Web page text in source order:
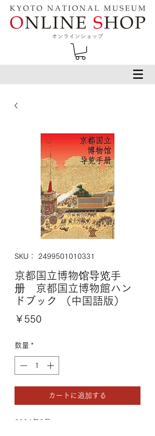
SKU： 2499501010331
京都国立博物馆导览手
册 京都国立博物館ハン
ドブック （中国語版）
￥550
数量 *
カートに追加する
2024年6月